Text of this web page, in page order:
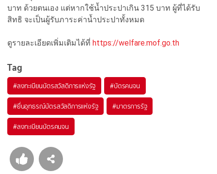
บาท ด้วยตนเอง แต่หากใช้น้ำประปาเกิน 315 บาท ผู้ที่ได้รับ
สิทธิ จะเป็นผู้รับภาระค่าน้ำประปาทั้งหมด
ดูรายละเอียดเพิ่มเติมได้ที่ https://welfare.mof.go.th
Tag
#ลงทะเบียนบัตรสวัสดิการแห่งรัฐ #บัตรคนจน
#ยื่นอุทธรณ์บัตรสวัสดิการแห่งรัฐ #มาตรการรัฐ
#ลงทะเบียนบัตรคนจน